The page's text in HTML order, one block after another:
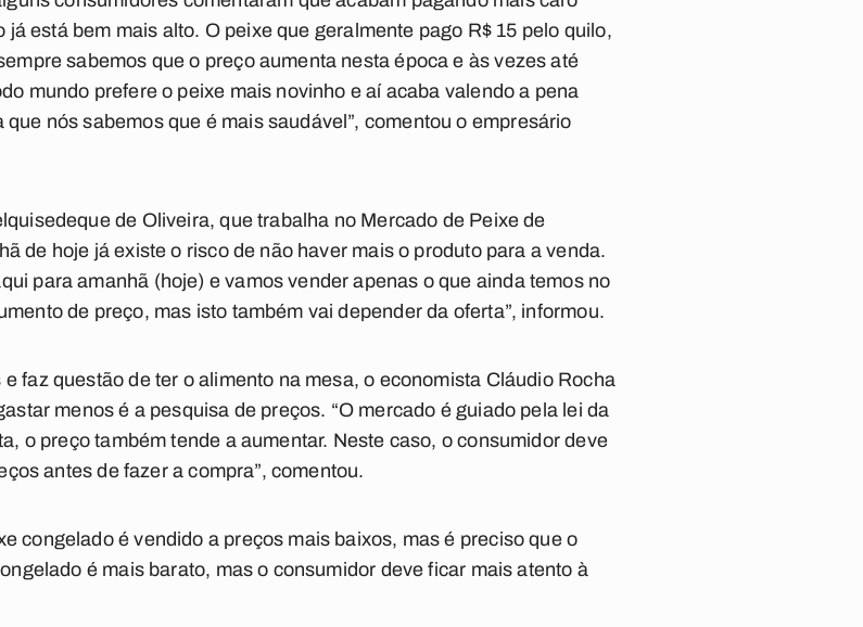
já está bem mais alto. O peixe que geralmente pago R$ 15 pelo quilo,
sabemos que o preço aumenta nesta época e às vezes até
mundo prefere o peixe mais novinho e aí acaba valendo a pena
nós sabemos que é mais saudável”, comentou o empresário
de Oliveira, que trabalha no Mercado de Peixe de
de hoje já existe o risco de não haver mais o produto para a venda.
para amanhã (hoje) e vamos vender apenas o que ainda temos no
de preço, mas isto também vai depender da oferta”, informou.
faz questão de ter o alimento na mesa, o economista Cláudio Rocha
menos é a pesquisa de preços. “O mercado é guiado pela lei da
o preço também tende a aumentar. Neste caso, o consumidor deve
antes de fazer a compra”, comentou.
congelado é vendido a preços mais baixos, mas é preciso que o
é mais barato, mas o consumidor deve ficar mais atento à